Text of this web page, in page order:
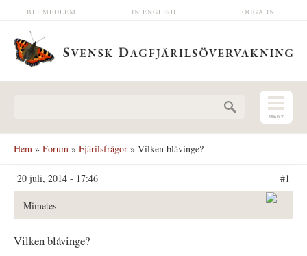
Hoppa till huvudinnehåll LOGGA IN
IN ENGLISH
BLI MEDLEM
Hem » Forum » Fjärilsfrågor » Vilken blåvinge?
20 juli, 2014 - 17:46 #1
Mimetes
Vilken blåvinge?